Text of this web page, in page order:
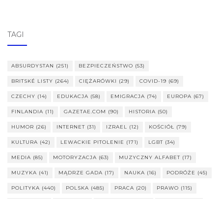
TAGI
ABSURDYSTAN (251) BEZPIECZEŃSTWO (53)
BRITSKÉ LISTY (264) CIĘŻARÓWKI (29) COVID-19 (69)
CZECHY (14) EDUKACJA (58) EMIGRACJA (74) EUROPA (67)
FINLANDIA (11) GAZETAE.COM (90) HISTORIA (50)
HUMOR (26) INTERNET (31) IZRAEL (12) KOŚCIÓŁ (79)
KULTURA (42) LEWACKIE PITOLENIE (171) LGBT (34)
MEDIA (85) MOTORYZACJA (63) MUZYCZNY ALFABET (17)
MUZYKA (41) MĄDRZE GADA (17) NAUKA (16) PODRÓŻE (45)
POLITYKA (440) POLSKA (485) PRACA (20) PRAWO (115)